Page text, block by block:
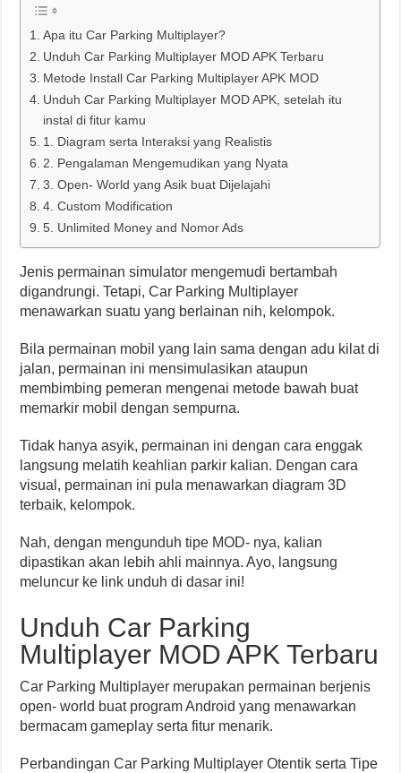
Apa itu Car Parking Multiplayer?
Unduh Car Parking Multiplayer MOD APK Terbaru
Metode Install Car Parking Multiplayer APK MOD
Unduh Car Parking Multiplayer MOD APK, setelah itu
instal di fitur kamu
1. Diagram serta Interaksi yang Realistis
2. Pengalaman Mengemudikan yang Nyata
3. Open- World yang Asik buat Dijelajahi
4. Custom Modification
5. Unlimited Money and Nomor Ads
Jenis permainan simulator mengemudi bertambah
digandrungi. Tetapi, Car Parking Multiplayer
menawarkan suatu yang berlainan nih, kelompok.
Bila permainan mobil yang lain sama dengan adu kilat di
jalan, permainan ini mensimulasikan ataupun
membimbing pemeran mengenai metode bawah buat
memarkir mobil dengan sempurna.
Tidak hanya asyik, permainan ini dengan cara enggak
langsung melatih keahlian parkir kalian. Dengan cara
visual, permainan ini pula menawarkan diagram 3D
terbaik, kelompok.
Nah, dengan mengunduh tipe MOD- nya, kalian
dipastikan akan lebih ahli mainnya. Ayo, langsung
meluncur ke link unduh di dasar ini!
Unduh Car Parking
Multiplayer MOD APK Terbaru
Car Parking Multiplayer merupakan permainan berjenis
open- world buat program Android yang menawarkan
bermacam gameplay serta fitur menarik.
Perbandingan Car Parking Multiplayer Otentik serta Tipe